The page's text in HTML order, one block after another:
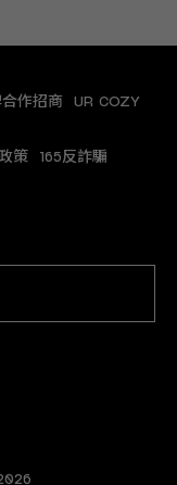
作招商 UR COZY
策 165反詐騙